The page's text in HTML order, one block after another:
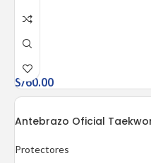
S/60.00
Antebrazo Oficial
Protectores